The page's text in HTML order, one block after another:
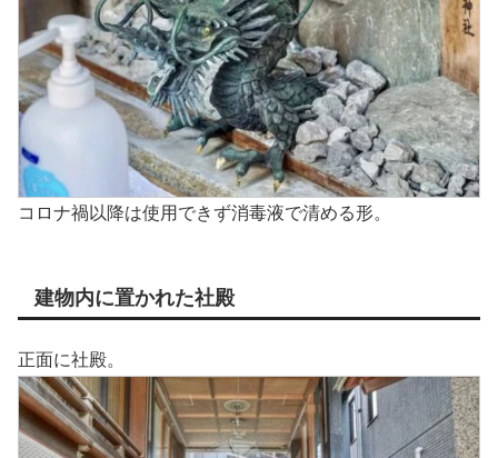
コロナ禍以降は使用できず消毒液で清める形。
建物内に置かれた社殿
正面に社殿。